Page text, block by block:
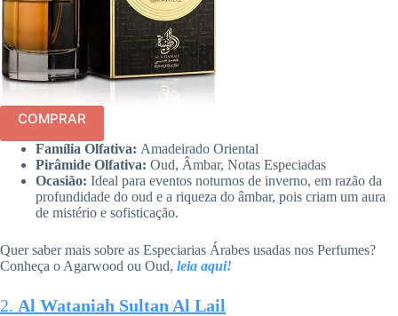
COMPRAR
Família Olfativa: Amadeirado Oriental
Pirâmide Olfativa: Oud, Âmbar, Notas Especiadas
Ocasião: Ideal para eventos noturnos de inverno, em razão da
profundidade do oud e a riqueza do âmbar, pois criam um aura
de mistério e sofisticação.
Quer saber mais sobre as Especiarias Árabes usadas nos Perfumes?
Conheça o Agarwood ou Oud, leia aqui!
2. Al Wataniah Sultan Al Lail